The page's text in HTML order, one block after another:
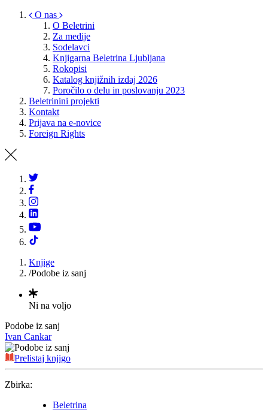
O nas
O Beletrini
Za medije
Sodelavci
Knjigarna Beletrina Ljubljana
Rokopisi
Katalog knjižnih izdaj 2026
Poročilo o delu in poslovanju 2023
Beletrinini projekti
Kontakt
Prijava na e-novice
Foreign Rights
Knjige
/Podobe iz sanj
Ni na voljo
Podobe iz sanj
Ivan Cankar
Prelistaj knjigo
Zbirka:
Beletrina